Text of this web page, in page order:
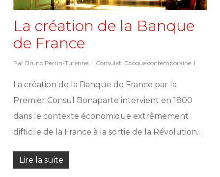
La création de la Banque
de France
Par Bruno Perrin-Turenne Consulat Epoque contemporaine
La création de la Banque de France par la
Premier Consul Bonaparte intervient en 1800
dans le contexte économique extrêmement
difficile de la France à la sortie de la Révolution.…
Lire la suite